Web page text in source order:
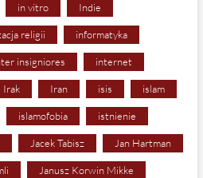
in vitro Indie
religii informatyka
insigniores internet
Irak Iran isis islam
islamofobia istnienie
Jacek Tabisz Jan Hartman
Janusz Korwin Mikke